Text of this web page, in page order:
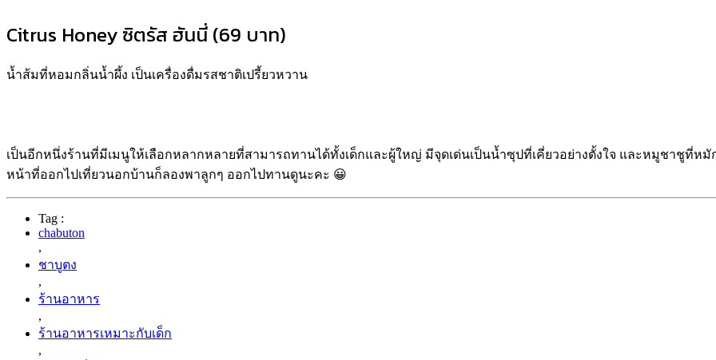
Citrus Honey ซิตรัส ฮันนี่ (69 บาท)
น้ำส้มที่หอมกลิ่นน้ำผึ้ง เป็นเครื่องดื่มรสชาติเปรี้ยวหวาน
เป็นอีกหนึ่งร้านที่มีเมนูให้เลือกหลากหลายที่สามารถทานได้ทั้งเด็กและผู้ใหญ่ มีจุดเด่นเป็นน้ำซุปที่เคี่ยวอย่างตั้งใจ และหมูชาชูที่
หน้าที่ออกไปเที่ยวนอกบ้านก็ลองพาลูกๆ ออกไปทานดูนะคะ 😀
Tag :
chabuton
,
ชาบูตง
,
ร้านอาหาร
,
ร้านอาหารเหมาะกับเด็ก
,